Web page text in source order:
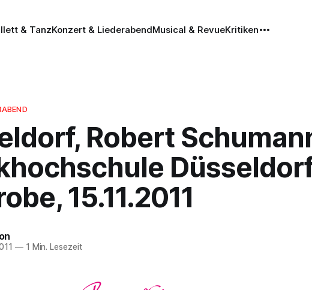
& TanzKonzert & LiederabendMusical & RevueKritiken
Robert
15.11.2011
—1 Min. Lesezeit